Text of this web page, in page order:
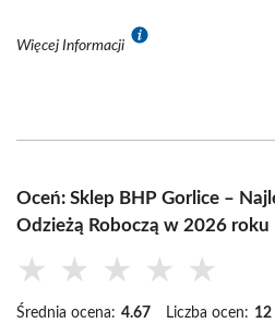
Więcej Informacji
Oceń: Sklep BHP Gorlice –
Odzieżą Roboczą w 2026 roku
★ ★ ★ ★ ★
Średnia ocena: 4.67 Liczba ocen: 12